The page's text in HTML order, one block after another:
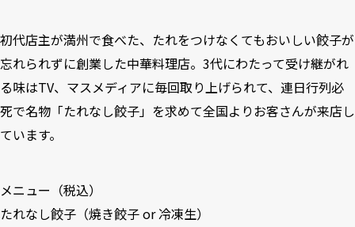
初代店主が満州で食べた、たれをつけなくてもおいしい餃子が
忘れられずに創業した中華料理店。3代にわたって受け継がれ
る味はTV、マスメディアに毎回取り上げられて、連日行列必
死で名物「たれなし餃子」を求めて全国よりお客さんが来店し
ています。
メニュー（税込）
たれなし餃子（焼き餃子 or 冷凍生）